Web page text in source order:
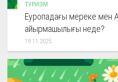
ТУРИЗМ
Еуропадағы мереке мен
айырмашылығы неде?
19.11.2025